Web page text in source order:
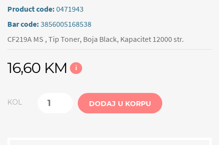
Product code: 0471943
Bar code: 3856005168538
CF219A MS , Tip Toner, Boja Black, Kapacitet 12000 str.
16,60 KM i
KOL DODAJ U KORPU